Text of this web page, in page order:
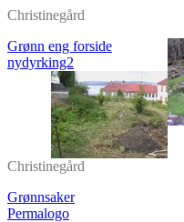
Christinegård
Grønn eng forside
nydyrking2
Christinegård
Grønnsaker
Permalogo